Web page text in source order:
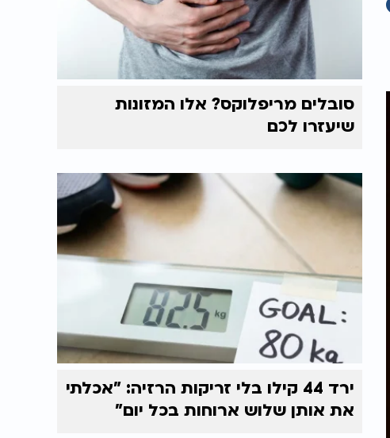
סובלים מריפלוקס? אלו המזונות
שיעזרו לכם
ירד 44 קילו בלי זריקות הרזיה: "אכלתי
את אותן שלוש ארוחות בכל יום"